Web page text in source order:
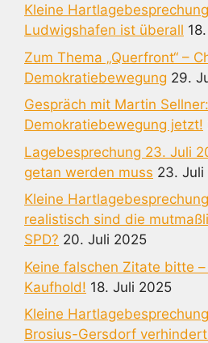
Kleine
Ludwigshafen ist überall
Zum Thema „Querfront“ –
Demokratiebewegung 29.
Gespräch mit Martin Sellner:
Demokratiebewegung jetzt!
Lagebesprechung 23. Juli
getan werden muss 23. Juli
Kleine
realistisch sind die
SPD? 20. Juli 2025
Keine falschen Zitate bitte
Kaufhold! 18. Juli 2025
Kleine
Brosius-Gersdorf